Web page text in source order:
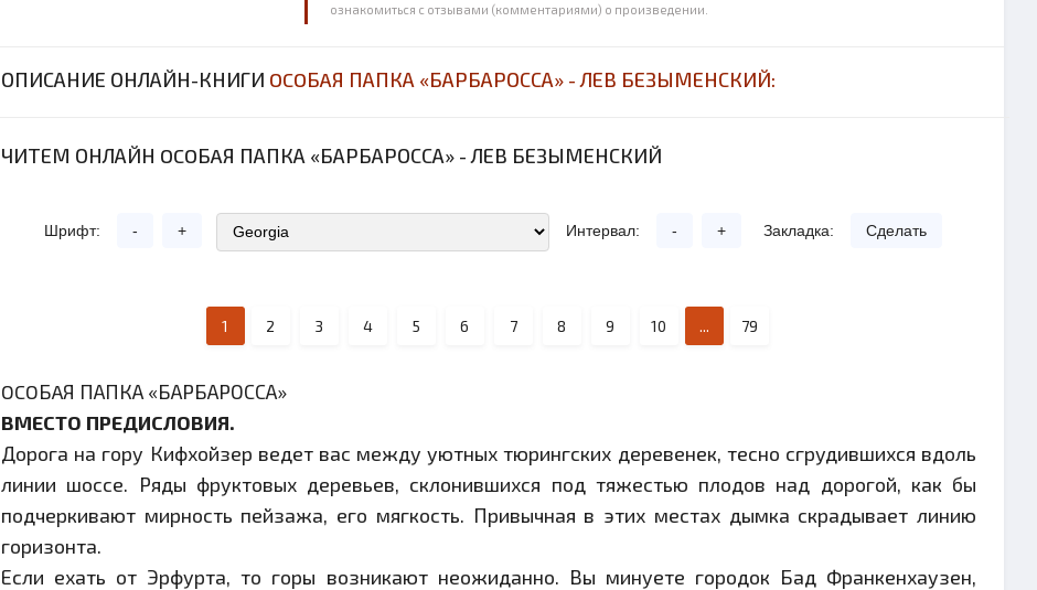
ознакомиться с отзывами (комментариями) о произведении.
ОПИСАНИЕ ОНЛАЙН-КНИГИ OCOБAЯ ПАПКА «БАРБАРОССА» - ЛЕВ БЕЗЫМЕНСКИЙ:
ЧИТЕМ ОНЛАЙН OCOБAЯ ПАПКА «БАРБАРОССА» - ЛЕВ БЕЗЫМЕНСКИЙ
Шрифт: - + Интервал: - + Закладка: Сделать
1 2 3 4 5 6 7 8 9 10 ... 79
OCOБAЯ ПАПКА «БАРБАРОССА»
ВМЕСТО ПРЕДИСЛОВИЯ.
Дорога на гору Кифхойзер ведет вас между уютных тюрингских деревенек, тесно сгрудившихся вдоль
линии шоссе. Ряды фруктовых деревьев, склонившихся под тяжестью плодов над дорогой, как бы
подчеркивают мирность пейзажа, его мягкость. Привычная в этих местах дымка скрадывает линию
горизонта.
Если ехать от Эрфурта, то горы возникают неожиданно. Вы минуете городок Бад Франкенхаузен,